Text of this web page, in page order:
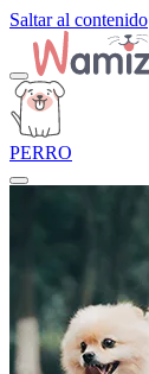
Saltar al contenido
PERRO